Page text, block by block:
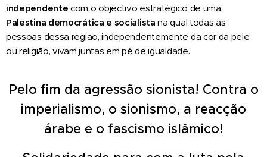
independente com o objectivo estratégico de uma
Palestina democrática e socialista na qual todas as
pessoas dessa região, independentemente da cor da pele
ou religião, vivam juntas em pé de igualdade.
Pelo fim da agressão sionista! Contra o
imperialismo, o sionismo, a reacção
árabe e o fascismo islâmico!